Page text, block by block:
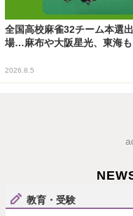
全国高校麻雀32チーム本選出
場…麻布や大阪星光、東海も
2026.8.5
教育・受験